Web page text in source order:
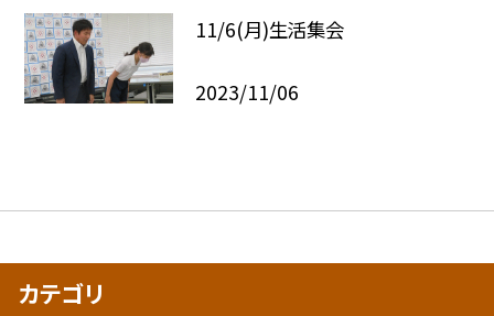
11/6(月)生活集会
2023/11/06
カテゴリ